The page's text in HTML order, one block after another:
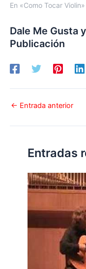
En «Como Tocar Violin»
Dale Me Gusta
Publicación
← Entrada anterior
Entradas